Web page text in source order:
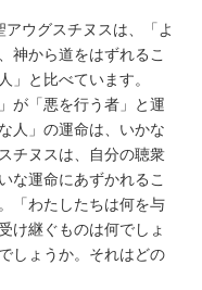
ウグスチヌスは、「よ
神から道をはずれるこ
」と比べています。
が「悪を行う者」と運
人」の運命は、いかな
チヌスは、自分の聴衆
な運命にあずかれるこ
「わたしたちは何を与
け継ぐものは何でしょ
しょうか。それはどの